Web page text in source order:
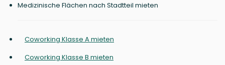
Medizinische Flächen nach Stadtteil mieten
Coworking Klasse A mieten
Coworking Klasse B mieten